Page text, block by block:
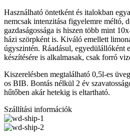
Használható öntetként és italokban
nemcsak intenzitása figyelemre méltó,
gazdaságossága is hiszen több mint
házi szörpként is. Kiváló emellett
úgyszintén. Ráadásul, egyedülállóként
készítésére is alkalmasak, csak forró
Kiszerelésben megtalálható 0,5l-es
os BIB. Bontás nélkül 2 év
hűtőben akár hetekig is eltartható.
Szállítási információk